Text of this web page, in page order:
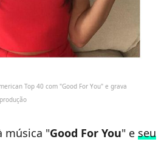
Top 40 com "Good For You" e grava
música "Good For You" e seu